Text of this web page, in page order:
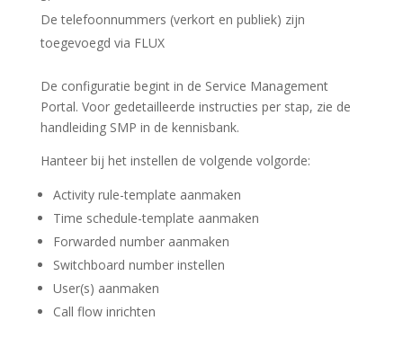
De telefoonnummers (verkort en publiek) zijn
toegevoegd via FLUX
De configuratie begint in de Service Management
Portal. Voor gedetailleerde instructies per stap, zie de
handleiding SMP in de kennisbank.
Hanteer bij het instellen de volgende volgorde:
Activity rule-template aanmaken
Time schedule-template aanmaken
Forwarded number aanmaken
Switchboard number instellen
User(s) aanmaken
Call flow inrichten